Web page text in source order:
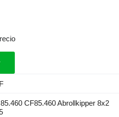
CF85.460 Abrollkipper 8x2